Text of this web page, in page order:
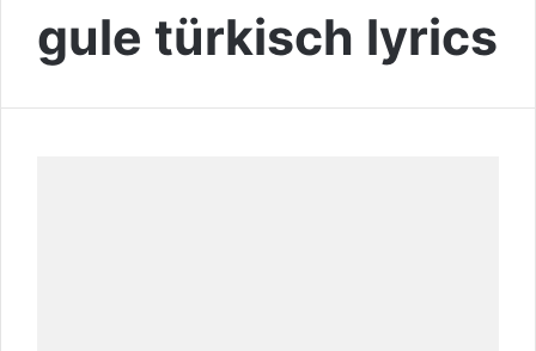
gule türkisch lyrics